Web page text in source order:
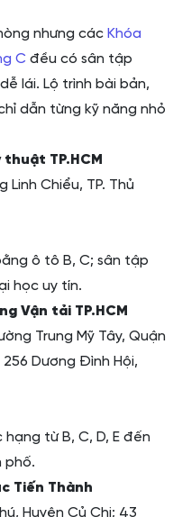
nhưng các Khóa
C đều có sân tập
lái. Lộ trình bài bản,
dẫn từng kỹ năng nhỏ
TP.HCM
Linh Chiểu, TP. Thủ
ô tô B, C; sân tập
học uy tín.
Vận tải TP.HCM
Trung Mỹ Tây, Quận
256 Dương Đình Hội,
từ B, C, D, E đến
phố.
Tiến Thành
Huyện Củ Chi; 43